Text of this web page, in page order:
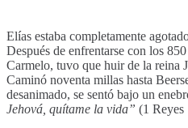
Elías estaba completamente
Después de enfrentarse con los
Carmelo, tuvo que huir de la reina
Caminó noventa millas hasta
desanimado, se sentó bajo un
Jehová, quítame la vida” (1 Reyes